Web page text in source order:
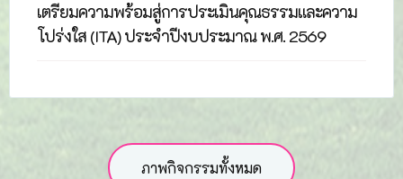
เตรียมความพร้อมสู่การประเมินคุณธรรมและความ
โปร่งใส (ITA) ประจำปีงบประมาณ พ.ศ. 2569
ภาพกิจกรรมทั้งหมด